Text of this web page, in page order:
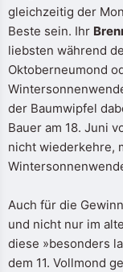
gleichzeitig der
Beste sein. Ihr
liebsten während
Oktoberneumond
der Baumwipfel
Bauer am 18. Juni
nicht wiederkehre,
Auch für die
und nicht nur im
diese »besonders
dem 11. Vollmond